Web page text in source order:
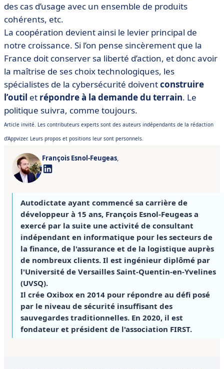
des cas d’usage avec un ensemble de produits
cohérents, etc.
La coopération devient ainsi le levier principal de
notre croissance. Si l’on pense sincèrement que la
France doit conserver sa liberté d’action, et donc avoir
la maîtrise de ses choix technologiques, les
spécialistes de la cybersécurité doiventconstruire
l’outil et répondre à la demande du terrain. Le
politique suivra, comme toujours.
Article invité. Les contributeurs experts sont des auteurs indépendants de la rédaction
d’Appvizer. Leurs propos et positions leur sont personnels.
François Esnol-Feugeas,
Autodictate ayant commencé sa carrière de
développeur à 15 ans, François Esnol-Feugeas a
exercé par la suite une activité de consultant
indépendant en informatique pour les secteurs de
la finance, de l'assurance et de la logistique auprès
de nombreux clients. Il est ingénieur diplômé par
l'Université de Versailles Saint-Quentin-en-Yvelines
(UVSQ).
Il crée Oxibox en 2014 pour répondre au défi posé
par le niveau de sécurité insuffisant des
sauvegardes traditionnelles. En 2020, il est
fondateur et président de l'association FIRST.